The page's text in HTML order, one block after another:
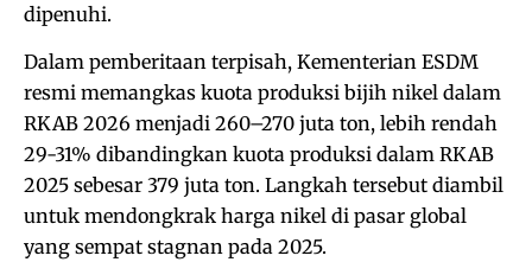
dipenuhi.
Dalam pemberitaan terpisah, Kementerian ESDM
resmi memangkas kuota produksi bijih nikel dalam
RKAB 2026 menjadi 260–270 juta ton, lebih rendah
29-31% dibandingkan kuota produksi dalam RKAB
2025 sebesar 379 juta ton. Langkah tersebut diambil
untuk mendongkrak harga nikel di pasar global
yang sempat stagnan pada 2025.